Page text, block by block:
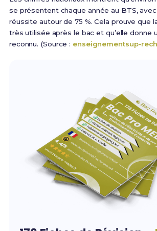
se présentent chaque année au BTS,
réussite autour de 75 %. Cela prouve que
très utilisée après le bac et qu’elle donne
reconnu. (Source : enseignementsup-